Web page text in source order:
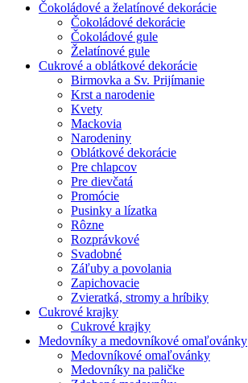
Čokoládové a želatínové dekorácie
Čokoládové dekorácie
Čokoládové gule
Želatínové gule
Cukrové a oblátkové dekorácie
Birmovka a Sv. Prijímanie
Krst a narodenie
Kvety
Mackovia
Narodeniny
Oblátkové dekorácie
Pre chlapcov
Pre dievčatá
Promócie
Pusinky a lízatka
Rôzne
Rozprávkové
Svadobné
Záľuby a povolania
Zapichovacie
Zvieratká, stromy a hríbiky
Cukrové krajky
Cukrové krajky
Medovníky a medovníkové omaľovánky
Medovníkové omaľovánky
Medovníky na paličke